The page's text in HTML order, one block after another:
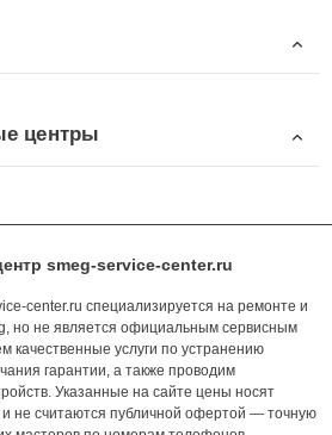
центры
smeg-service-center.ru
center.ru специализируется на ремонте и
но не является официальным сервисным
качественные услуги по устранению
гарантии, а также проводим
Указанные на сайте цены носят
не считаются публичной офертой — точную